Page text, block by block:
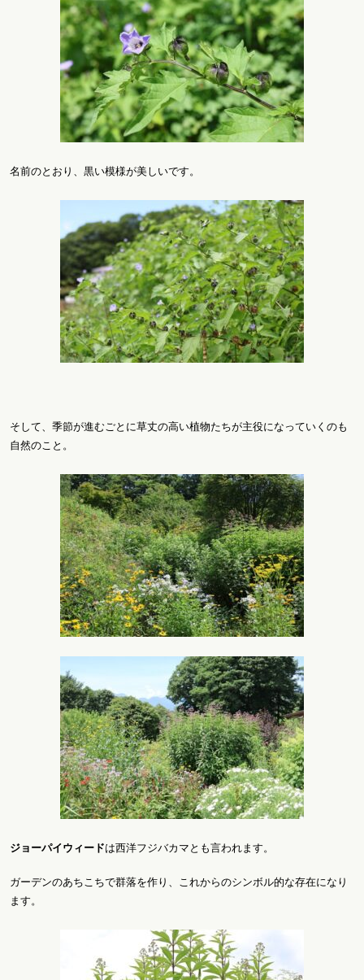
名前のとおり、黒い模様が美しいです。
そして、季節が進むごとに草丈の高い植物たちが主役になっていくのも
自然のこと。
ジョーパイウィードは西洋フジバカマとも言われます。
ガーデンのあちこちで群落を作り、これからのシンボル的な存在になり
ます。